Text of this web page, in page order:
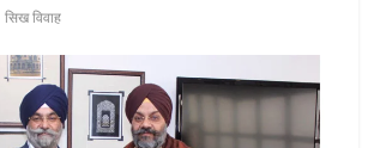
सिख विवाह